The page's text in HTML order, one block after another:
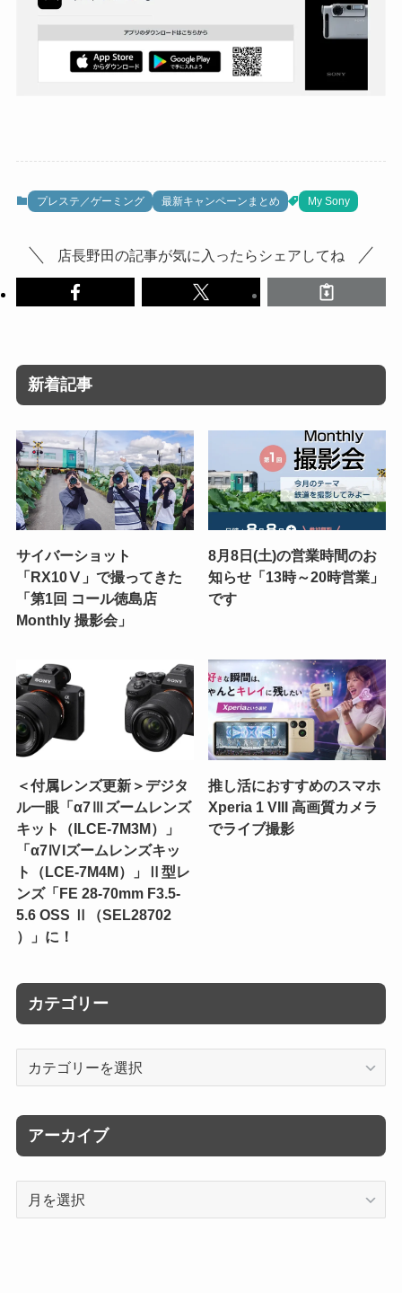
プレステ／ゲーミング 最新キャンペーンまとめ My Sony
店長野田の記事が気に入ったらシェアしてね
新着記事
サイバーショット
「RX10Ⅴ」で撮ってきた
「第1回 コール徳島店
Monthly 撮影会」
8月8日(土)の営業時間のお
知らせ「13時～20時営業」
です
＜付属レンズ更新＞デジタ
ル一眼「α7Ⅲズームレンズ
キット（ILCE-7M3M）」
「α7ⅣIズームレンズキッ
ト（LCE-7M4M）」Ⅱ型レ
ンズ「FE 28-70mm F3.5-
5.6 OSS Ⅱ（SEL28702
）」に！
推し活におすすめのスマホ
Xperia 1 VIII 高画質カメラ
でライブ撮影
カテゴリー
リ
ー
アーカイブ